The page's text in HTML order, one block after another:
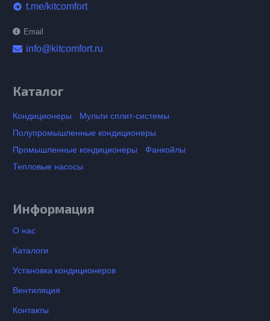
telegram t.me/kitcomfort
Email
info@kitcomfort.ru
Каталог
Кондиционеры
Мульти сплит-системы
Полупромышленные кондиционеры
Промышленные кондиционеры
Фанкойлы
Тепловые насосы
Информация
О нас
Каталоги
Установка кондиционеров
Вентиляция
Контакты